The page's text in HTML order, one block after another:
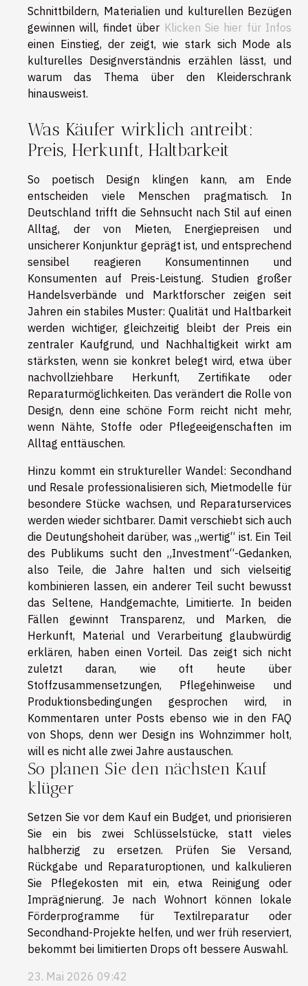
Schnittbildern, Materialien und kulturellen Bezügen
gewinnen will, findet über Klicken Sie hier für Infos
einen Einstieg, der zeigt, wie stark sich Mode als
kulturelles Designverständnis erzählen lässt, und
warum das Thema über den Kleiderschrank
hinausweist.
Was Käufer wirklich antreibt:
Preis, Herkunft, Haltbarkeit
So poetisch Design klingen kann, am Ende
entscheiden viele Menschen pragmatisch. In
Deutschland trifft die Sehnsucht nach Stil auf einen
Alltag, der von Mieten, Energiepreisen und
unsicherer Konjunktur geprägt ist, und entsprechend
sensibel reagieren Konsumentinnen und
Konsumenten auf Preis-Leistung. Studien großer
Handelsverbände und Marktforscher zeigen seit
Jahren ein stabiles Muster: Qualität und Haltbarkeit
werden wichtiger, gleichzeitig bleibt der Preis ein
zentraler Kaufgrund, und Nachhaltigkeit wirkt am
stärksten, wenn sie konkret belegt wird, etwa über
nachvollziehbare Herkunft, Zertifikate oder
Reparaturmöglichkeiten. Das verändert die Rolle von
Design, denn eine schöne Form reicht nicht mehr,
wenn Nähte, Stoffe oder Pflegeeigenschaften im
Alltag enttäuschen.
Hinzu kommt ein struktureller Wandel: Secondhand
und Resale professionalisieren sich, Mietmodelle für
besondere Stücke wachsen, und Reparaturservices
werden wieder sichtbarer. Damit verschiebt sich auch
die Deutungshoheit darüber, was „wertig“ ist. Ein Teil
des Publikums sucht den „Investment“-Gedanken,
also Teile, die Jahre halten und sich vielseitig
kombinieren lassen, ein anderer Teil sucht bewusst
das Seltene, Handgemachte, Limitierte. In beiden
Fällen gewinnt Transparenz, und Marken, die
Herkunft, Material und Verarbeitung glaubwürdig
erklären, haben einen Vorteil. Das zeigt sich nicht
zuletzt daran, wie oft heute über
Stoffzusammensetzungen, Pflegehinweise und
Produktionsbedingungen gesprochen wird, in
Kommentaren unter Posts ebenso wie in den FAQ
von Shops, denn wer Design ins Wohnzimmer holt,
will es nicht alle zwei Jahre austauschen.
So planen Sie den nächsten Kauf
klüger
Setzen Sie vor dem Kauf ein Budget, und priorisieren
Sie ein bis zwei Schlüsselstücke, statt vieles
halbherzig zu ersetzen. Prüfen Sie Versand,
Rückgabe und Reparaturoptionen, und kalkulieren
Sie Pflegekosten mit ein, etwa Reinigung oder
Imprägnierung. Je nach Wohnort können lokale
Förderprogramme für Textilreparatur oder
Secondhand-Projekte helfen, und wer früh reserviert,
bekommt bei limitierten Drops oft bessere Auswahl.
23. Mai 2026 09:42